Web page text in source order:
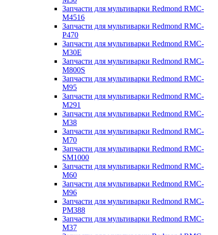
Запчасти для мультиварки Redmond RMC-
M4516
Запчасти для мультиварки Redmond RMC-
P470
Запчасти для мультиварки Redmond RMC-
M30E
Запчасти для мультиварки Redmond RMC-
M800S
Запчасти для мультиварки Redmond RMC-
M95
Запчасти для мультиварки Redmond RMC-
M291
Запчасти для мультиварки Redmond RMC-
M38
Запчасти для мультиварки Redmond RMC-
M70
Запчасти для мультиварки Redmond RMC-
SM1000
Запчасти для мультиварки Redmond RMC-
M60
Запчасти для мультиварки Redmond RMC-
M96
Запчасти для мультиварки Redmond RMC-
PM388
Запчасти для мультиварки Redmond RMC-
M37